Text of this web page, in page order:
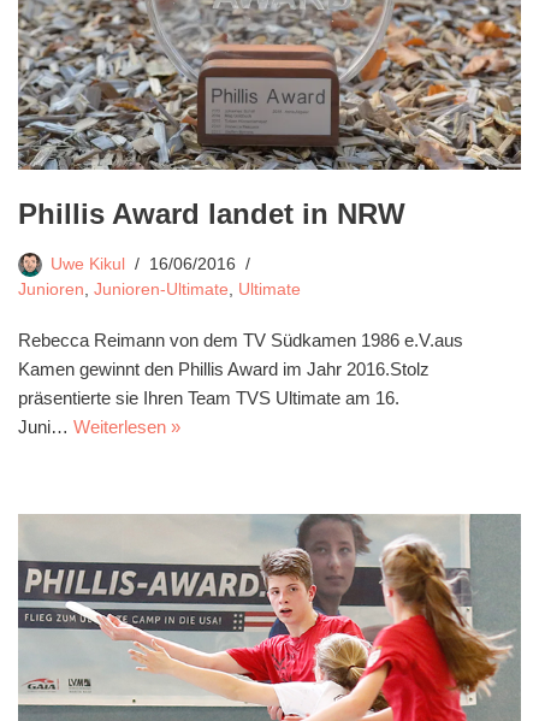
Phillis Award landet in NRW
Uwe Kikul
16/06/2016
Junioren, Junioren-Ultimate, Ultimate
Rebecca Reimann von dem TV Südkamen 1986 e.V.aus
Kamen gewinnt den Phillis Award im Jahr 2016.Stolz
präsentierte sie Ihren Team TVS Ultimate am 16.
Juni… Weiterlesen »